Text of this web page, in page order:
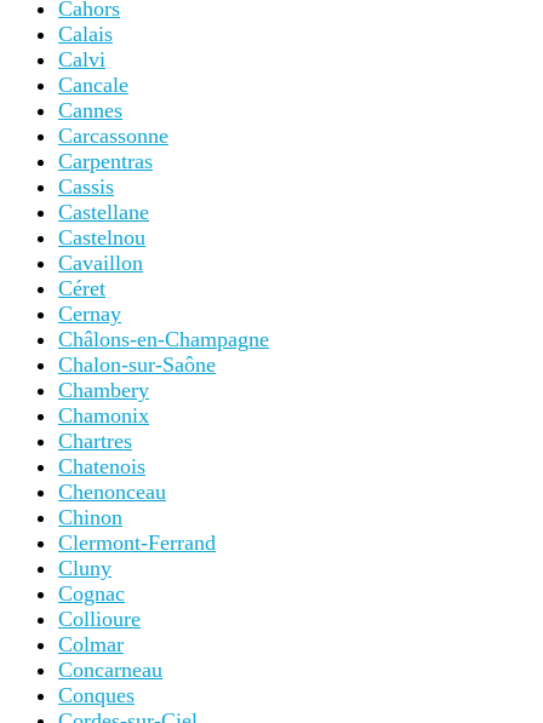
Cahors
Calais
Calvi
Cancale
Cannes
Carcassonne
Carpentras
Cassis
Castellane
Castelnou
Cavaillon
Céret
Cernay
Châlons-en-Champagne
Chalon-sur-Saône
Chambery
Chamonix
Chartres
Chatenois
Chenonceau
Chinon
Clermont-Ferrand
Cluny
Cognac
Collioure
Colmar
Concarneau
Conques